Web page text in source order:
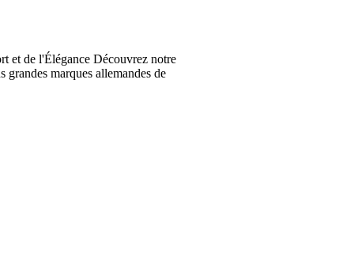
et de l'Élégance Découvrez notre
marques allemandes de